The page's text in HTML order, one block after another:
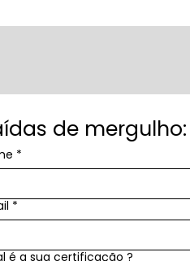
de mergulho:
*
*
é a sua certificação ?